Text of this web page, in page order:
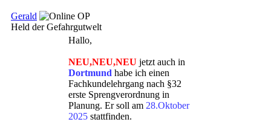
Gerald
OP
Held der Gefahrgutwelt
Hallo,
NEU,NEU,NEU jetzt auch in
Dortmund habe ich einen
Fachkundelehrgang nach §32
erste Sprengverordnung in
Planung. Er soll am 28.Oktober
2025 stattfinden.